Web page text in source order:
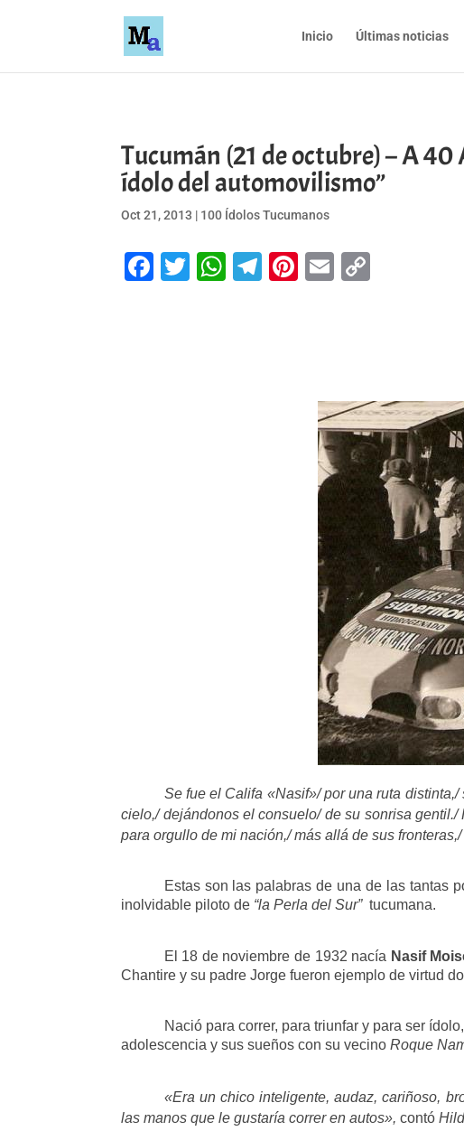
Inicio Últimas noticias
Tucumán (21 de octubre) – A 40
ídolo del automovilismo”
Oct 21, 2013 | 100 Ídolos Tucumanos
Facebook
Twitter
WhatsApp
Telegram
Pinterest
Email
Se fue el Califa «Nasif»/ por una ruta
cielo,/ dejándonos el consuelo/ de su sonrisa
para orgullo de mi nación,/ más allá de sus
Estas son las palabras de una de las tantas
inolvidable piloto de “la Perla del Sur” tucumana.
El 18 de noviembre de 1932 nacía Nasif
Chantire y su padre Jorge fueron ejemplo de virtud
Nació para correr, para triunfar y para ser
adolescencia y sus sueños con su vecinoRoque
«Era un chico inteligente, audaz, cariñoso,
las manos que le gustaría correr en autos», contó